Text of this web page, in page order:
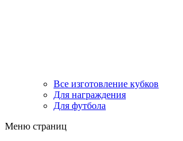
Все изготовление кубков
Для награждения
Для футбола
Меню страниц